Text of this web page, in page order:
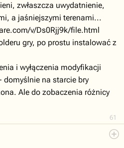
61
zwłaszcza uwydatnienie,
a jaśniejszymi terenami...
v/Ds0Rjj9k/file.html
gry, po prostu instalować z
i wyłączenia modyfikacji
domyślnie na starcie bry
Ale do zobaczenia różnicy